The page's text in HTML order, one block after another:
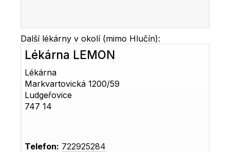
Další lékárny v okolí (mimo Hlučín):
Lékárna LEMON
Lékárna
Markvartovická 1200/59
Ludgeřovice
747 14
Telefon: 722925284